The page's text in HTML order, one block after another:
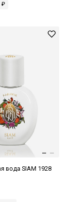
₽
вода SIAM 1928